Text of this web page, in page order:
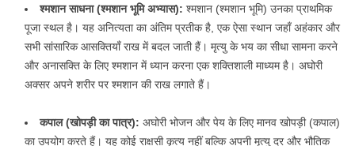
श्मशान साधना (श्मशान भूमि अभ्यास): श्मशान (श्मशान भूमि) उनका प्राथमिक
पूजा स्थल है। यह अनित्यता का अंतिम प्रतीक है, एक ऐसा स्थान जहाँ अहंकार और
सभी सांसारिक आसक्तियाँ राख में बदल जाती हैं। मृत्यु के भय का सीधा सामना करने
और अनासक्ति के लिए श्मशान में ध्यान करना एक शक्तिशाली माध्यम है। अघोरी
अक्सर अपने शरीर पर श्मशान की राख लगाते हैं।
कपाल (खोपड़ी का पात्र): अघोरी भोजन और पेय के लिए मानव खोपड़ी (कपाल)
का उपयोग करते हैं। यह कोई राक्षसी कृत्य नहीं बल्कि अपनी मृत्यु दर और भौतिक